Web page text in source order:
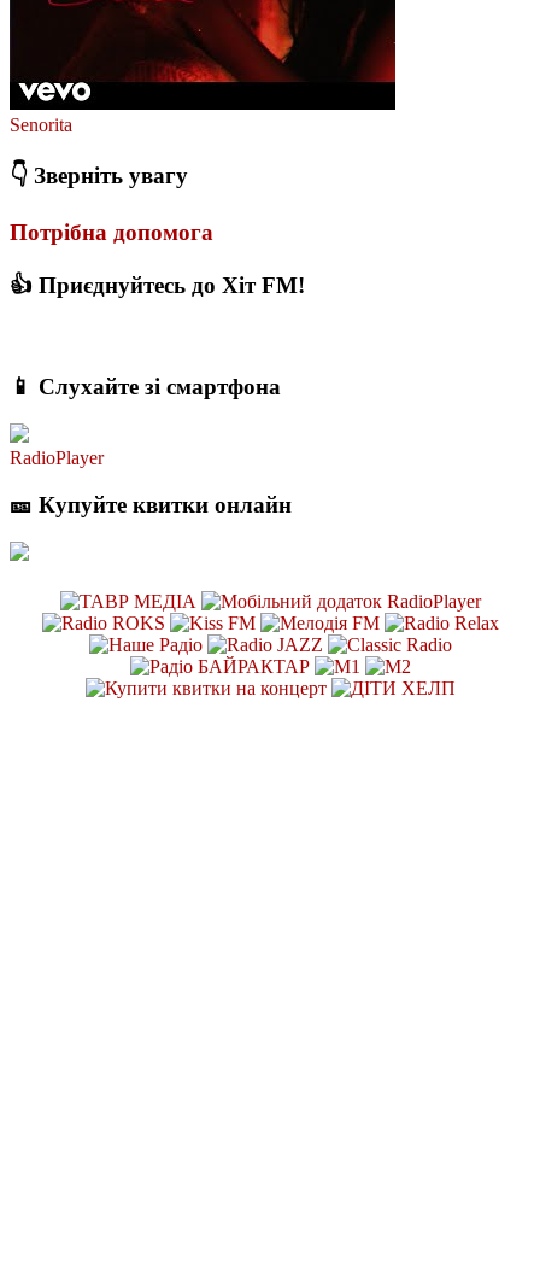
Senorita
👇 Зверніть увагу
Потрібна допомога
👍 Приєднуйтесь до Хіт FM!
📱 Слухайте зі смартфона
RadioPlayer
🎫 Купуйте квитки онлайн